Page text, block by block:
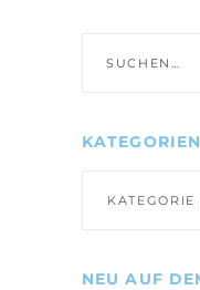
nach:
KATEGORIEN
NEU AUF